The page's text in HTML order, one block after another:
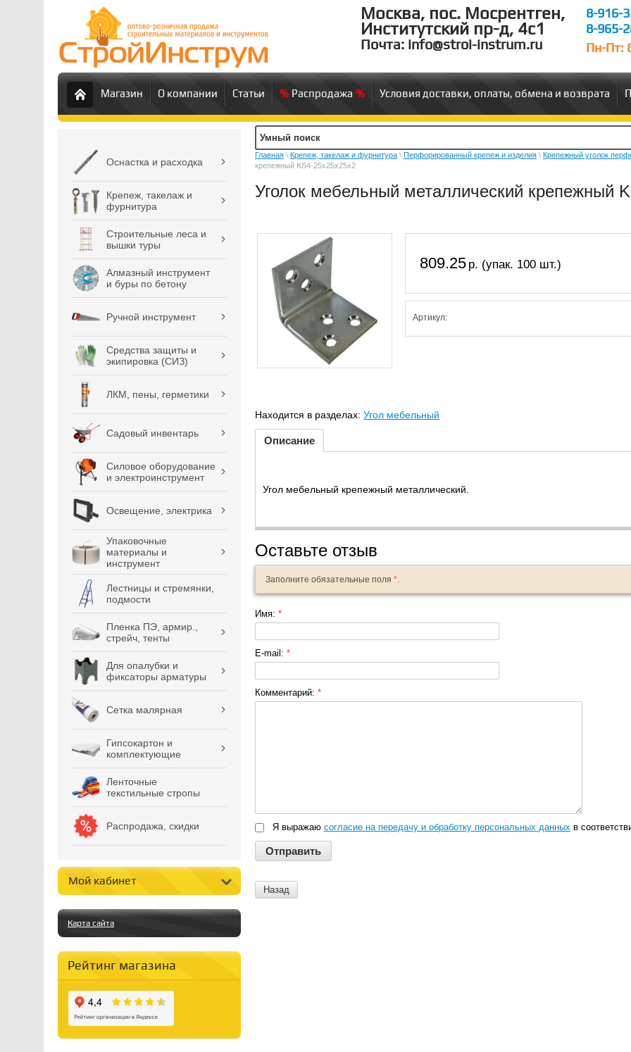
Москва, пос. Мосрентген,
Институтский пр-д, 4c1
Почта: info@stroi-instrum.ru
8-916-
8-965-
Пн-Пт:
Магазин О компании Статьи Распродажа Условия доставки, оплаты, обмена и возврата
Оснастка и расходка
Крепеж, такелаж и
фурнитура
Строительные леса и
вышки туры
Алмазный инструмент
и буры по бетону
Ручной инструмент
Средства защиты и
экипировка (СИЗ)
ЛКМ, пены, герметики
Садовый инвентарь
Силовое оборудование
и электроинструмент
Освещение, электрика
Упаковочные
материалы и
инструмент
Лестницы и стремянки,
подмости
Пленка ПЭ, армир.,
стрейч, тенты
Для опалубки и
фиксаторы арматуры
Сетка малярная
Гипсокартон и
комплектующие
Ленточные
текстильные стропы
Распродажа, скидки
Мой кабинет
Карта сайта
Рейтинг магазина
Главная \ Крепеж, такелаж и фурнитура \ Перфорированный крепеж и изделия \ Крепежный уголок
крепежный KS4-25х25х25х2
Уголок мебельный металлический крепежный
809.25 р. (упак. 100 шт.)
Артикул:
Находится в разделах: Угол мебельный
Описание
Угол мебельный крепежный металлический.
Оставьте отзыв
Заполните обязательные поля *.
Имя: *
E-mail: *
Комментарий: *
Я выражаю согласие на передачу и обработку персональных данных в
Назад